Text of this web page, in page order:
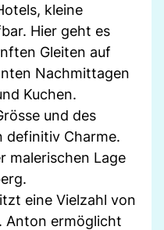
kleine
Hier geht es
Gleiten auf
Nachmittagen
Kuchen.
und des
definitiv Charme.
malerischen Lage
eine Vielzahl von
Anton ermöglicht